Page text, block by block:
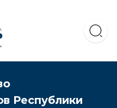
Республики